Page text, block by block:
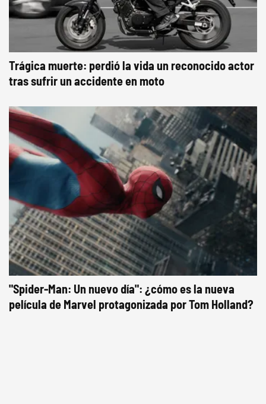
Trágica muerte: perdió la vida un reconocido actor
tras sufrir un accidente en moto
"Spider-Man: Un nuevo día": ¿cómo es la nueva
película de Marvel protagonizada por Tom Holland?